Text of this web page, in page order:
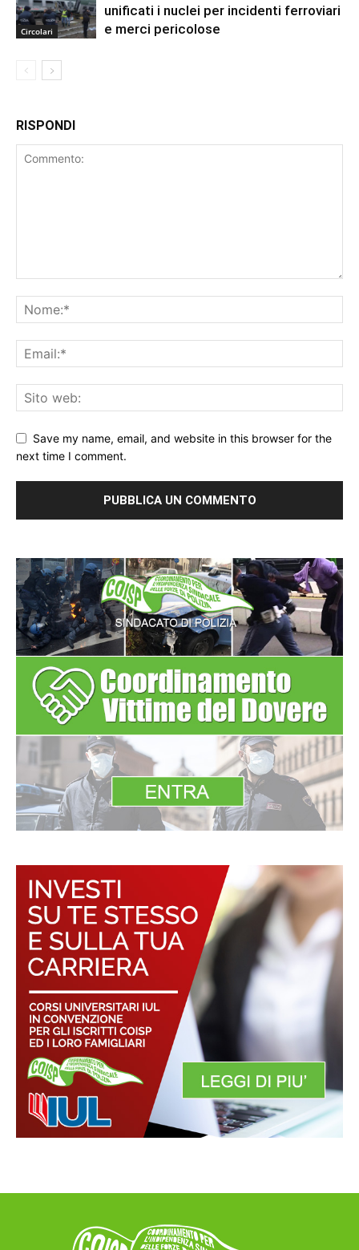
Circolari
unificati i nuclei per incidenti ferroviari
e merci pericolose
RISPONDI
Save my name, email, and website in this browser for the
next time I comment.